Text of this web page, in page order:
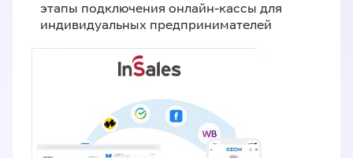
этапы подключения онлайн-кассы для
индивидуальных предпринимателей